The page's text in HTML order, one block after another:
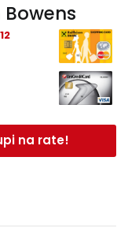
na rate!